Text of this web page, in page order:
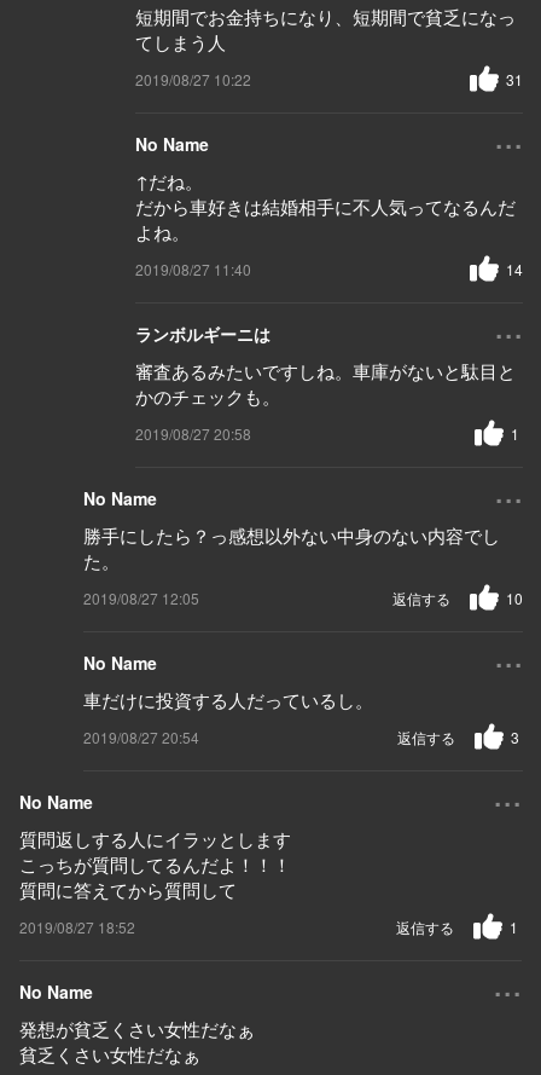
短期間でお金持ちになり、短期間で貧乏になっ
てしまう人
2019/08/27 10:22 31
No Name ...
↑だね。
だから車好きは結婚相手に不人気ってなるんだ
よね。
2019/08/27 11:40 14
ランボルギーニは ...
審査あるみたいですしね。車庫がないと駄目と
かのチェックも。
2019/08/27 20:58 1
No Name ...
勝手にしたら？っ感想以外ない中身のない内容でし
た。
2019/08/27 12:05 10
返信する
No Name ...
車だけに投資する人だっているし。
2019/08/27 20:54 3
返信する
No Name ...
質問返しする人にイラッとします
こっちが質問してるんだよ！！！
質問に答えてから質問して
2019/08/27 18:52 1
返信する
No Name ...
発想が貧乏くさい女性だなぁ
貧乏くさい女性だなぁ